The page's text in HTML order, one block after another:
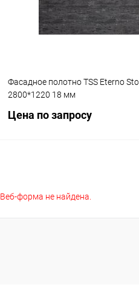
В избранное
Фасадное полотно TSS Eterno
2800*1220 18 мм
Цена по запросу
Купить в 1 клик
В избранное
Веб-форма не найдена.